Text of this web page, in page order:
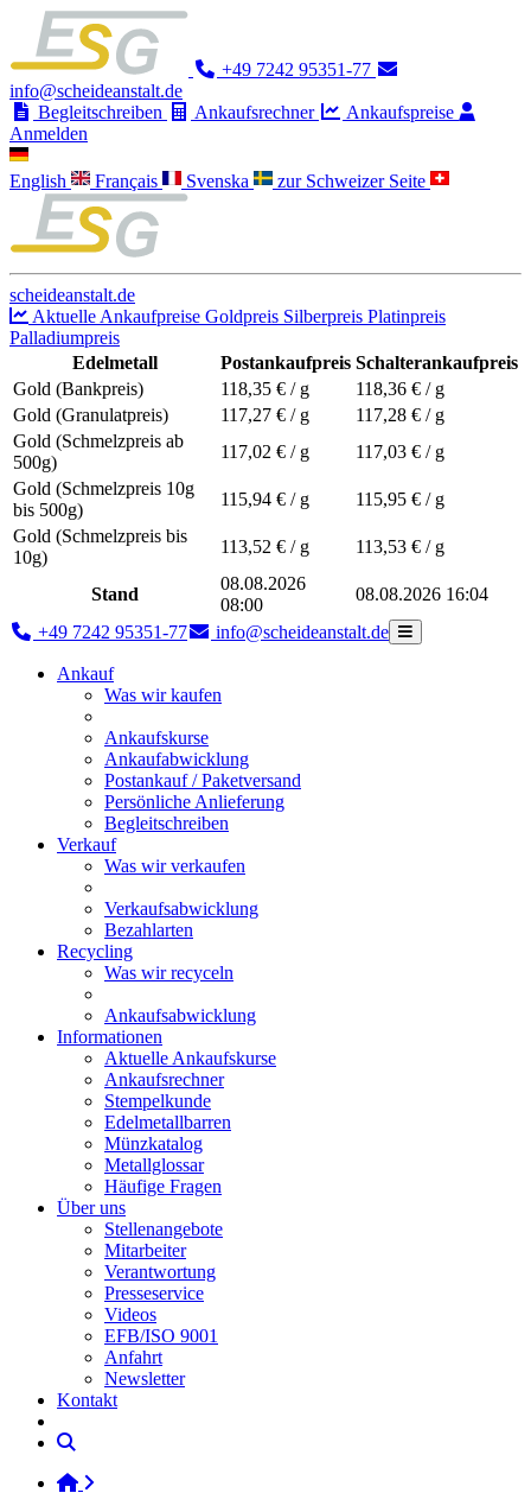
+49 7242 95351-77
info@scheideanstalt.de
Begleitschreiben
Ankaufsrechner
Ankaufspreise
Anmelden
English Français Svenska zur Schweizer Seite
scheideanstalt.de
Aktuelle Ankaufpreise Goldpreis Silberpreis Platinpreis
Palladiumpreis
Edelmetall
Postankaufpreis Schalterankaufpreis
Gold (Bankpreis)
118,35 € / g 118,36 € / g
Gold (Granulatpreis)
117,27 € / g 117,28 € / g
Gold (Schmelzpreis ab
500g)
117,02 € / g 117,03 € / g
Gold (Schmelzpreis 10g
bis 500g)
115,94 € / g 115,95 € / g
Gold (Schmelzpreis bis
10g)
113,52 € / g 113,53 € / g
Stand
08.08.2026
08:00
08.08.2026 16:04
+49 7242 95351-77 info@scheideanstalt.de
Ankauf
Was wir kaufen
Ankaufskurse
Ankaufabwicklung
Postankauf / Paketversand
Persönliche Anlieferung
Begleitschreiben
Verkauf
Was wir verkaufen
Verkaufsabwicklung
Bezahlarten
Recycling
Was wir recyceln
Ankaufsabwicklung
Informationen
Aktuelle Ankaufskurse
Ankaufsrechner
Stempelkunde
Edelmetallbarren
Münzkatalog
Metallglossar
Häufige Fragen
Über uns
Stellenangebote
Mitarbeiter
Verantwortung
Presseservice
Videos
EFB/ISO 9001
Anfahrt
Newsletter
Kontakt